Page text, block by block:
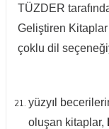
TÜZDER
Geliştiren
çoklu dil
yüzyıl
oluşan kitaplar,